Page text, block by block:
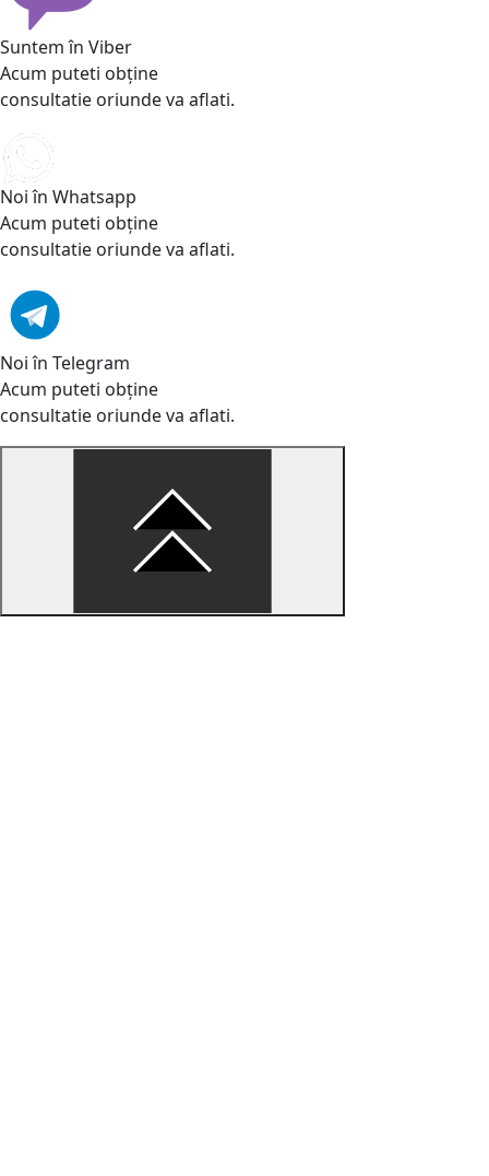
Suntem în Viber
Acum puteti obține
consultatie oriunde va aflati.
Noi în Whatsapp
Acum puteti obține
consultatie oriunde va aflati.
Noi în Telegram
Acum puteti obține
consultatie oriunde va aflati.